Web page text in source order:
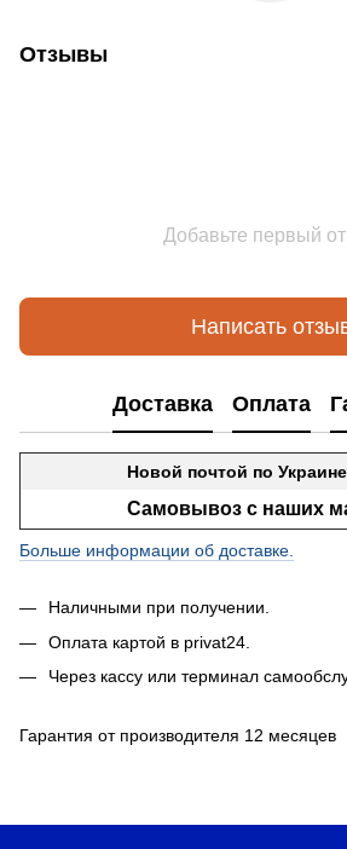
Отзывы
Добавьте первый
Написать
Доставка Оплата
Новой почтой по Украине
Самовывоз с наших
Больше информации об доставке.
Наличными при получении.
Оплата картой в privat24.
Через кассу или терминал
Гарантия от производителя 12 месяцев